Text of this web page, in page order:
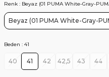
Renk : Beyaz (01 PUMA White-Gray-
Beyaz (01 PUMA White-Gray-
Beden : 41
40 41 42 42,5 43 44